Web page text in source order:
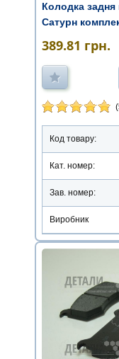
Колодка задня
Сатурн
389.81 грн.
Код товару:
Кат. номер:
Зав. номер:
Виробник